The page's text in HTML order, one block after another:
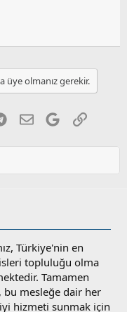
üye olmanız gerekir.
Telegram
E-postaGoogleLink
Türkiye'nin en
topluluğu olma
Tamamen
bu mesleğe dair her
iyi hizmeti sunmak için